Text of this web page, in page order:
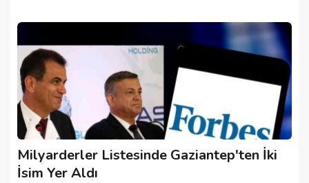
Milyarderler Listesinde Gaziantep'ten İki
İsim Yer Aldı